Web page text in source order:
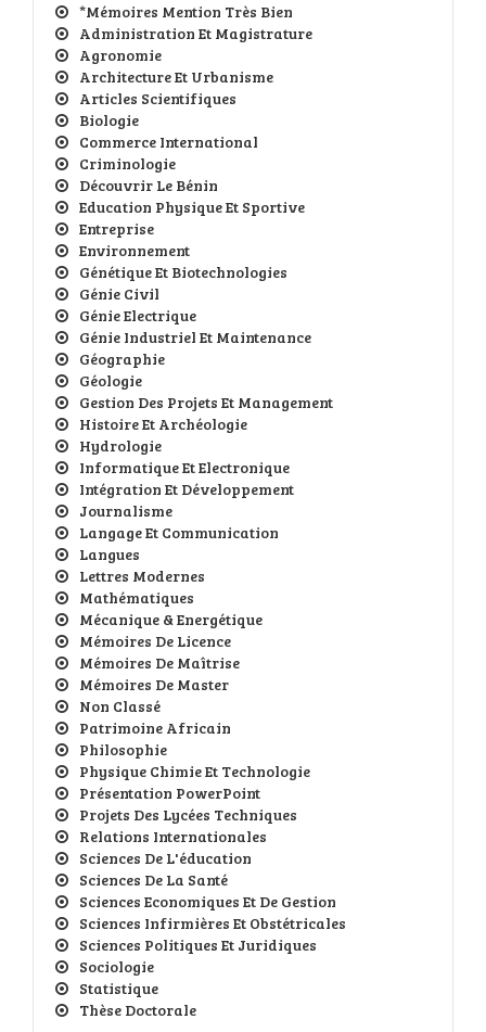
*Mémoires Mention Très Bien
Administration Et Magistrature
Agronomie
Architecture Et Urbanisme
Articles Scientifiques
Biologie
Commerce International
Criminologie
Découvrir Le Bénin
Education Physique Et Sportive
Entreprise
Environnement
Génétique Et Biotechnologies
Génie Civil
Génie Electrique
Génie Industriel Et Maintenance
Géographie
Géologie
Gestion Des Projets Et Management
Histoire Et Archéologie
Hydrologie
Informatique Et Electronique
Intégration Et Développement
Journalisme
Langage Et Communication
Langues
Lettres Modernes
Mathématiques
Mécanique & Energétique
Mémoires De Licence
Mémoires De Maîtrise
Mémoires De Master
Non Classé
Patrimoine Africain
Philosophie
Physique Chimie Et Technologie
Présentation PowerPoint
Projets Des Lycées Techniques
Relations Internationales
Sciences De L'éducation
Sciences De La Santé
Sciences Economiques Et De Gestion
Sciences Infirmières Et Obstétricales
Sciences Politiques Et Juridiques
Sociologie
Statistique
Thèse Doctorale